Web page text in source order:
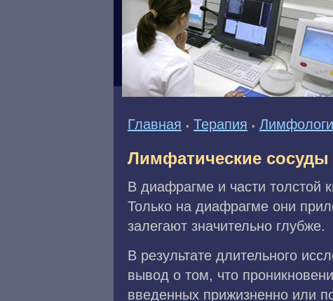
Главная • Терапия •
Лимфатические
В диафрагме и части толстой
Только на диафрагме они
залегают значительно глубже.
В результате длительного
вывод о том, что
введенных прижизненно или